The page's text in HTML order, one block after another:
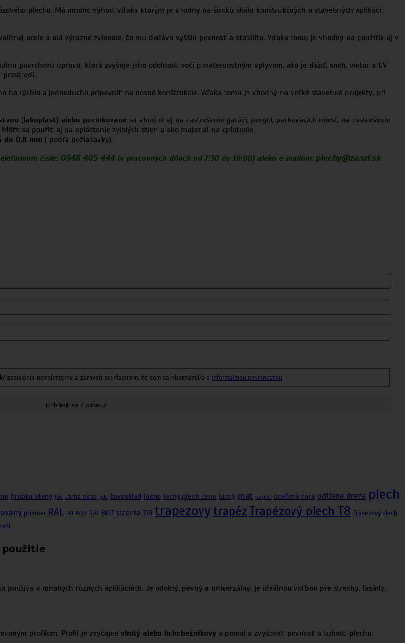
plechu. Má mnoho výhod, vďaka ktorým je vhodný na širokú škálu konštrukčných a stavebných aplikácií.
ocele a má výrazné zvlnenie, čo mu dodáva vyššiu pevnosť a stabilitu. Vďaka tomu je vhodný na použitie aj v
povrchovú úpravu, ktorá zvyšuje jeho odolnosť voči poveternostným vplyvom, ako je dážď, sneh, vietor a UV
prostredí.
ho rýchlo a jednoducho pripevniť na nosné konštrukcie. Vďaka tomu je vhodný na veľké stavebné projekty, pri
(lakoplast) alebo pozinkované sú vhodné aj na zastrešenie garáží, pergol, parkovacích miest, na zastrešenie
sa použiť aj na opláštenie zvislých stien a ako materiál na oplotenie.
do 0,8 mm ( podľa požiadavky).
čísle: 0948 405 444 (v pracovných dňoch od 7:30 do 16:00) alebo e-mailom: plechy@zanzi.sk
zasielania newsletterov a zároveň prehlasujem, že som sa oboznámil/a s informačnou povinnosťou.
hrúbka steny jakl Jarná akcia jokl kovosklad lacno lacny plech cena lacný mat na plot oceľová rúra odtiene dreva plech
priemer RAL RAL 8001 RAL 8017 strecha T18 trapezovytrapézTrapézový plech T8 Trapézový plech
použitie
používa v mnohých rôznych aplikáciách. Je odolný, pevný a univerzálny, je ideálnou voľbou pre strechy, fasády,
profilom. Profil je zvyčajne vlnitý alebo lichobežníkový a pomáha zvyšovať pevnosť a tuhosť plechu.